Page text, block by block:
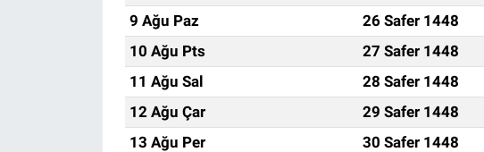
9 Ağu Paz
26 Safer 1448
10 Ağu Pts
27 Safer 1448
11 Ağu Sal
28 Safer 1448
12 Ağu Çar
29 Safer 1448
13 Ağu Per
30 Safer 1448